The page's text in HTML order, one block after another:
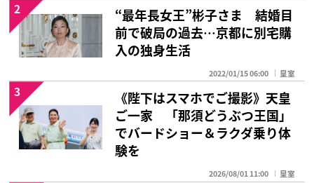
“最年長女王”彬子さま 結婚目
前で破局の過去…京都に別宅購
入の独身生活
2022/01/15 06:00 皇室
2
《陛下はスマホでご撮影》天皇
ご一家 「那須どうぶつ王国」
でバードショー＆ラクダ乗り体
験を
2026/08/01 11:00 皇室
3